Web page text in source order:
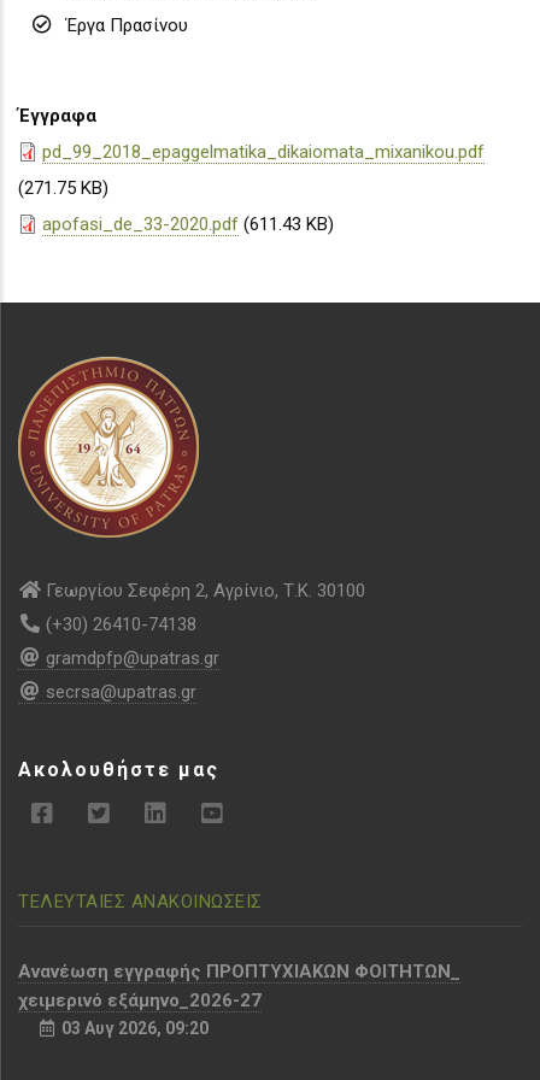
Έργα Πρασίνου
Έγγραφα
pd_99_2018_epaggelmatika_dikaiomata_mixanikou.pdf
(271.75 KB)
apofasi_de_33-2020.pdf (611.43 KB)
Γεωργίου Σεφέρη 2, Αγρίνιο, Τ.Κ. 30100
(+30) 26410-74138
gramdpfp@upatras.gr
secrsa@upatras.gr
Ακολουθήστε μας
ΤΕΛΕΥΤΑΙΕΣ ΑΝΑΚΟΙΝΩΣΕΙΣ
Aνανέωση εγγραφής ΠΡΟΠΤΥΧΙΑΚΩΝ ΦΟΙΤΗΤΩΝ_
χειμερινό εξάμηνο_2026-27
03 Αυγ 2026, 09:20